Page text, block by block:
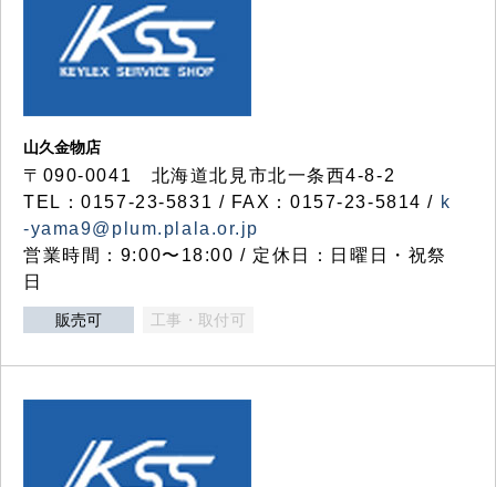
山久金物店
〒090-0041 北海道北見市北一条西4-8-2
TEL：0157-23-5831 / FAX：0157-23-5814 / k
-yama9@plum.plala.or.jp
営業時間：9:00〜18:00 / 定休日：日曜日・祝祭
日
販売可 工事・取付可